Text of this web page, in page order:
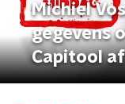
Michiel
gegevens
Capitool